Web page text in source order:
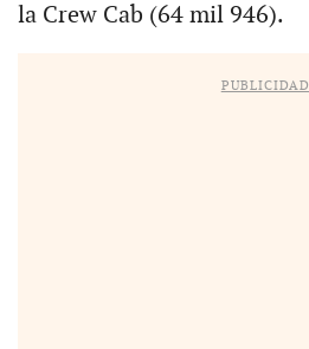
la Crew Cab (64 mil 946).
PUBLICIDAD